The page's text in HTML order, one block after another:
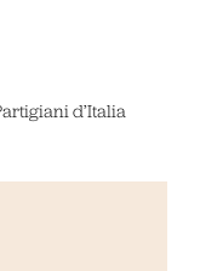
d’Italia